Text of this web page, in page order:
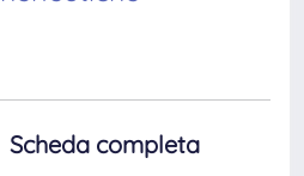
Scheda completa